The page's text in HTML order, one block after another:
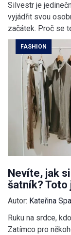
Silvestr je
vyjádřit svou
začátek. Proč se
FASHION
Nevíte, jak
šatník? Toto
Autor: Kateřina
Ruku na srdce,
Zatímco pro